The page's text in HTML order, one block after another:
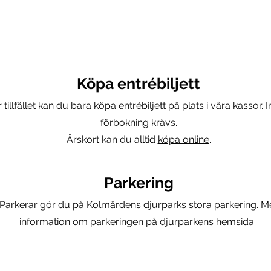
Köpa entrébiljett
tillfället kan du bara köpa entrébiljett på plats i våra kassor.
förbokning krävs.
Årskort kan du alltid köpa online.
Parkering
gör du på Kolmårdens djurparks stora parkering.
information om parkeringen på djurparkens hemsida.